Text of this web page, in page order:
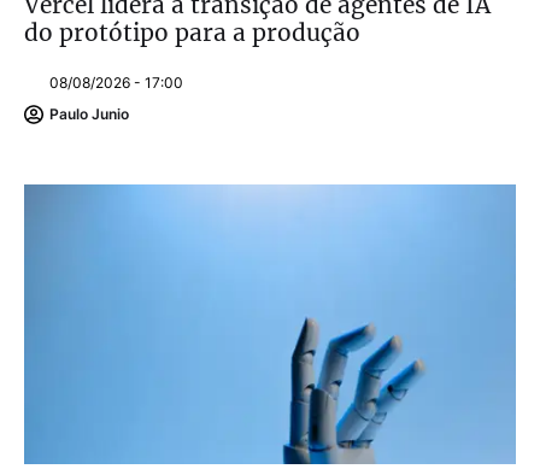
do protótipo para a produção
08/08/2026 - 17:00
Paulo Junio